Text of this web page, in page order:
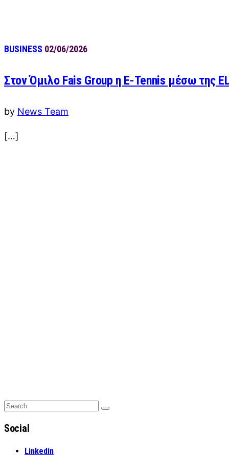
BUSINESS 02/06/2026
Στον Όμιλο Fais Group η E-Tennis μέσω της
by News Team
[…]
Search
Search
Social
Linkedin